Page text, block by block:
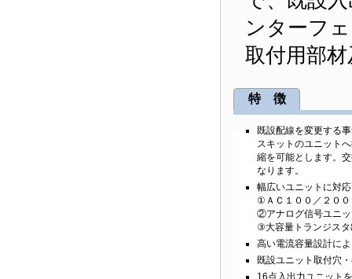
ンターフ
取付用部
特 徴
既設配線を変更する
スキットのユニット
縮を可能とします。
なります。
幅広いユニットに対
①ＡＣ１００／２０
②アナログ信号ユニ
③大容量トランジス
高い電流容量設計に
既設ユニット取付穴
16点入出力ユニット